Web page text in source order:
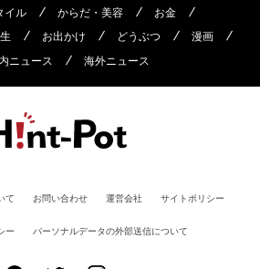
イル からだ・美容
お金
お出かけ どうぶつ
漫画
ニュース 海外ニュース
て お問い合わせ 運営会社 サイトポリシー
ー パーソナルデータの外部送信について